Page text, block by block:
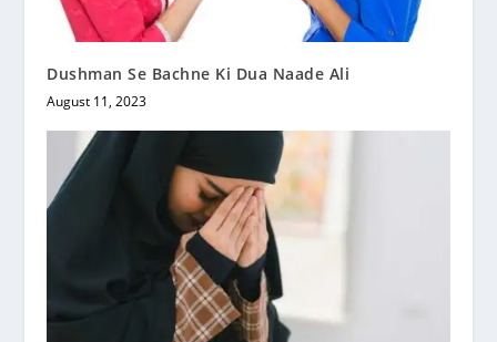
Dushman Se Bachne Ki Dua Naade Ali
August 11, 2023